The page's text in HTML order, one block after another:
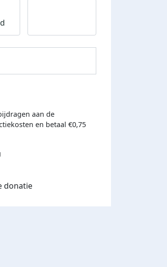
bedankt
aan de
en betaal €0,75